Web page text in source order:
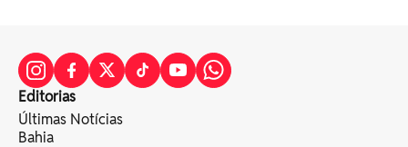
Editorias
Últimas Notícias
Bahia